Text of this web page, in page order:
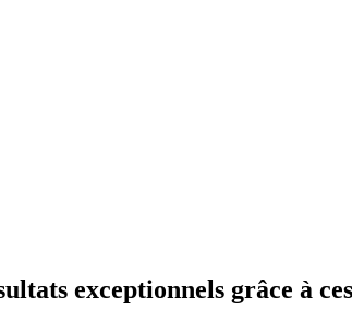
exceptionnels grâce à